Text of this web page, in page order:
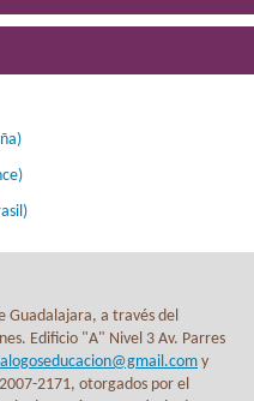
Guadalajara, a través del
Edificio "A" Nivel 3 Av. Parres
y
2171, otorgados por el